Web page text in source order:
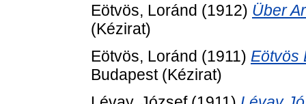
Eötvös, Loránd (1912) Über
(Kézirat)
Eötvös, Loránd (1911) Eötvös
Budapest (Kézirat)